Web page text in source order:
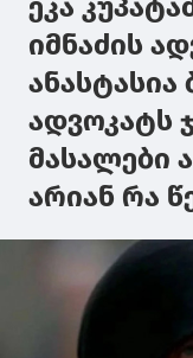
ეკა
იმნაძის
ანასტასია
ადვოკატს
მასალები
არიან რა